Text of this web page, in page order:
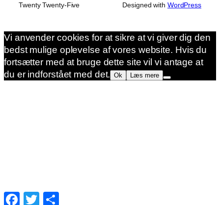
Twenty Twenty-Five Designed with WordPress
Facebook
Twitter
Vi anvender cookies for at sikre at vi giver dig den
bedst mulige oplevelse af vores website. Hvis du
fortsætter med at bruge dette site vil vi antage at
du er indforstået med det. Ok Læs mere